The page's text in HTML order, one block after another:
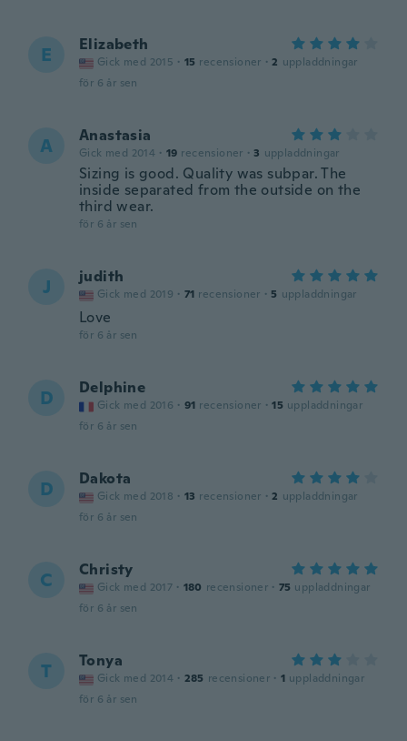
E Elizabeth
Gick med 2015 · 15 recensioner · 2 uppladdningar
för 6 år sen
A Anastasia
Gick med 2014 · 19 recensioner · 3 uppladdningar
Sizing is good. Quality was subpar. The
inside separated from the outside on the
third wear.
för 6 år sen
J judith
Gick med 2019 · 71 recensioner · 5 uppladdningar
Love
för 6 år sen
D Delphine
Gick med 2016 · 91 recensioner · 15 uppladdningar
för 6 år sen
D Dakota
Gick med 2018 · 13 recensioner · 2 uppladdningar
för 6 år sen
C Christy
Gick med 2017 · 180 recensioner · 75 uppladdningar
för 6 år sen
T Tonya
Gick med 2014 · 285 recensioner · 1 uppladdningar
för 6 år sen